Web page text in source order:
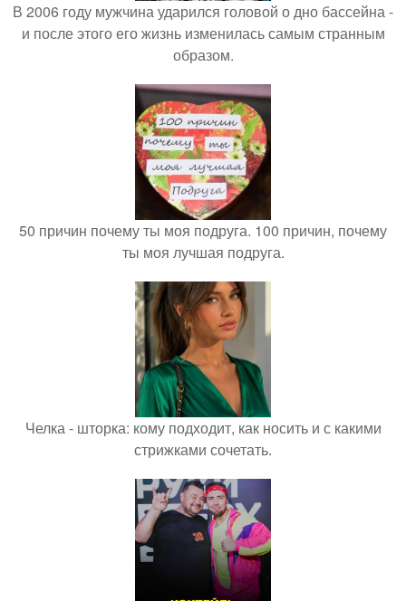
В 2006 году мужчина ударился головой о дно бассейна -
и после этого его жизнь изменилась самым странным
образом.
50 причин почему ты моя подруга. 100 причин, почему
ты моя лучшая подруга.
Челка - шторка: кому подходит, как носить и с какими
стрижками сочетать.